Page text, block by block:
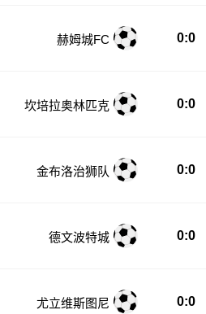
坎培拉奥林匹克 0:0
金布洛治狮队 0:0